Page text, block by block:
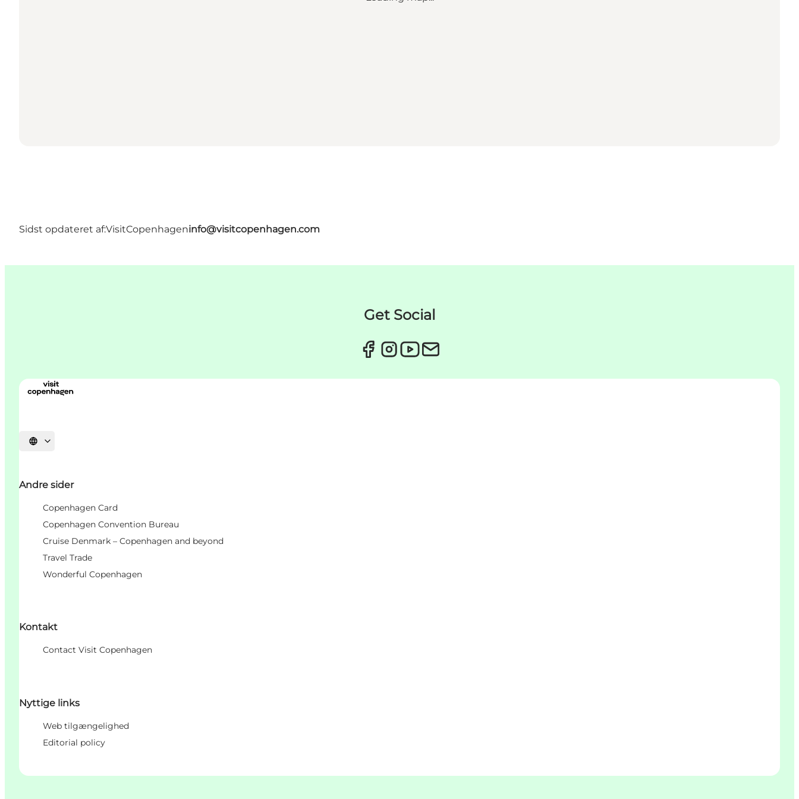
Sidst opdateret af:VisitCopenhageninfo@visitcopenhagen.com
Get Social
Vælg sprog
Andre sider
Copenhagen Card
Copenhagen Convention Bureau
Cruise Denmark – Copenhagen and beyond
Travel Trade
Wonderful Copenhagen
Kontakt
Contact Visit Copenhagen
Nyttige links
Web tilgængelighed
Editorial policy